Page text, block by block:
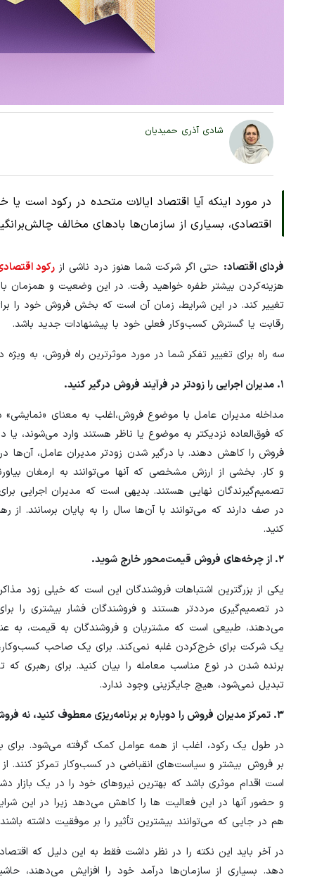
شادی آذری حمیدیان
در مورد اینکه آیا اقتصاد ایالات متحده در رکود است
اقتصادی، بسیاری از سازمان‌ها بادهای مخالف
فردای اقتصاد: حتی اگر شرکت‌ شما هنوز درد ناشی از رکود
هزینه‌کردن بیشتر طفره خواهید رفت. در این وضعیت و همزمان
تغییر کند. در این شرایط، زمان آن است که بخش فروش خود را
رقابت یا گسترش کسب‌وکار فعلی خود با پیشنهادات جدید باشد.
سه ​​راه برای تغییر تفکر شما در مورد موثرترین راه فروش، به
۱. مدیران اجرایی را زودتر در فرآیند فروش درگیر کنید.
مداخله مدیران عامل با موضوع فروش،اغلب به معنای «نمایشی»
که فوق‌العاده نزدیکتر به موضوع یا ناظر هستند وارد می‌شوند،
فروش را کاهش دهند. با درگیر شدن زودتر مدیران عامل،
و کار. بخشی از ارزش مشخصی که آنها می‌توانند به ارمغان
تصمیم‌گیرندگان نهایی هستند. بدیهی است که مدیران اجرایی
در صف دارند که می‌توانند با آن‌ها سال را به پایان برسانند. از
کنید.
۲. از چرخه‌های فروش قیمت‌محور خارج شوید.
یکی از بزرگترین اشتباهات فروشندگان این است که خیلی زود
در تصمیم‌گیری مرددتر هستند و فروشندگان فشار بیشتری را
می‌دهند، طبیعی است که مشتریان و فروشندگان به قیمت، به
یک شرکت برای خرج‌کردن غلبه نمی‌کند. برای یک صاحب
برنده شدن در نوع مناسب معامله را بیان کنید. برای رهبری که
تبدیل نمی‌شود، هیچ جایگزینی وجود ندارد.
۳. تمرکز مدیران فروش را دوباره بر برنامه‌ریزی معطوف کنید، نه فروش.
در طول یک رکود، اغلب از همه عوامل کمک گرفته می‌شود.
بر فروش بیشتر و سیاست‌های انقباضی در کسب‌وکار تمرکز کنند.
است اقدام موثری باشد که بهترین نیروهای خود را در یک بازار
و حضور آنها در این فعالیت ها را کاهش می‌دهد زیرا در این
هم در جایی که می‌توانند بیشترین تأثیر را بر موفقیت داشته
در آخر باید این نکته را در نظر داشت فقط به این دلیل که
دهد. بسیاری از سازمان‌ها درآمد خود را افزایش می‌دهند،